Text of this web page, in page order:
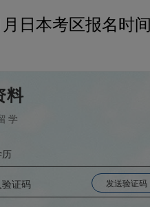
日本考区报名时
料
学